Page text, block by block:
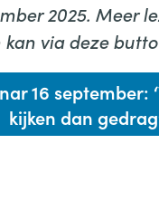
2025. Meer
via deze
16 september:
kijken dan